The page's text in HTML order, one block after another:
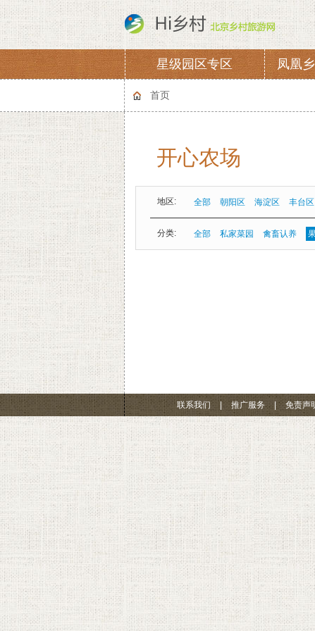
星级园区专区 凤凰
协会章程
首页
开心农场
地区: 全部 朝阳区 海淀区 丰台区
分类: 全部 私家菜园 禽畜认养
联系我们 推广服务 | 免责声